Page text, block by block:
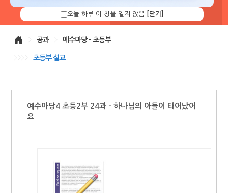
니다.
공과 예수마당 - 초등부
초등부 설교
예수마당4 초등2부 24과 - 하나님의 아들이 태어났어
요
오늘 하루 이 창을 열지 않음 [닫기]